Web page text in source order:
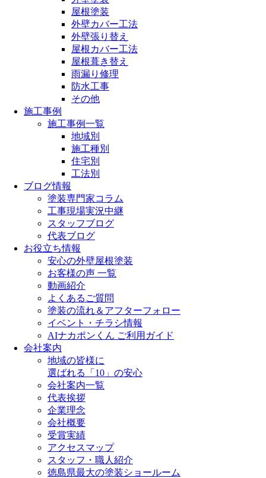
屋根塗装
外壁カバー工法
外壁張り替え
屋根カバー工法
屋根葺き替え
雨漏り修理
防水工事
その他
施工事例
施工事例一覧
地域別
施工種別
住宅別
工法別
ブログ情報
塗装専門家コラム
工事現場実況中継
スタッフブログ
代表ブログ
お役立ち情報
安心の外壁屋根塗装
お客様の声 一覧
動画紹介
よくあるご質問
塗装の流れ＆アフターフォロー
イベント・チラシ情報
AIナカポンくん ご利用ガイド
会社案内
地域の皆様に
選ばれる「10」の安心
会社案内一覧
代表挨拶
企業理念
会社概要
受賞実績
アクセスマップ
スタッフ・職人紹介
徳島県最大の塗装ショールーム